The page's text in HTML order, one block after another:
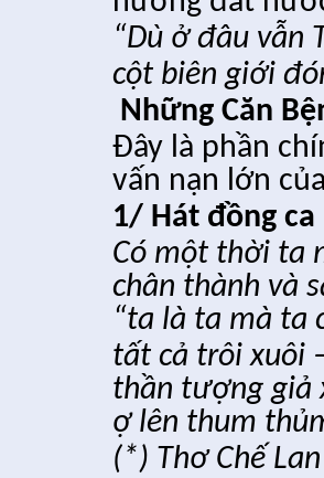
“Dù ở đâu vẫn
cột biên giới
Những Căn
Đây là phần
vấn nạn lớn
1/ Hát đồng ca
Có một thời ta
chân thành và
“ta là ta mà ta
tất cả trôi xuôi
thần tượng giả
ợ lên thum
(*) Thơ Chế